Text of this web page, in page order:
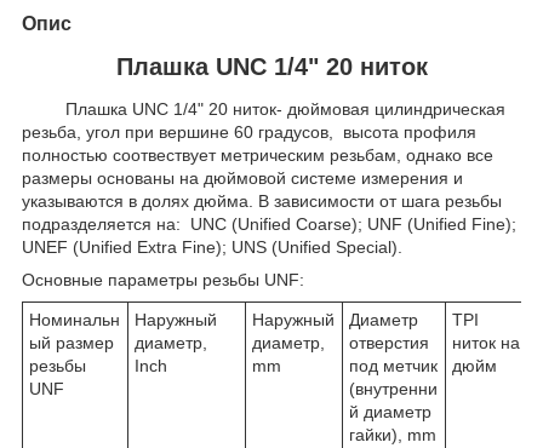
Опис
Плашка UNC 1/4" 20 ниток
Плашка UNC 1/4" 20 ниток- дюймовая цилиндрическая
резьба, угол при вершине 60 градусов, высота профиля
полностью соотвествует метрическим резьбам, однако все
размеры основаны на дюймовой системе измерения и
указываются в долях дюйма. В зависимости от шага резьбы
подразделяется на: UNC (Unified Coarse); UNF (Unified Fine);
UNEF (Unified Extra Fine); UNS (Unified Special).
Основные параметры резьбы UNF:
Номинальн
ый размер
резьбы
UNF
Наружный
диаметр,
Inch
Наружный
диаметр,
mm
Диаметр
отверстия
под метчик
(внутренни
й диаметр
гайки), mm
TPI
ниток на
дюйм